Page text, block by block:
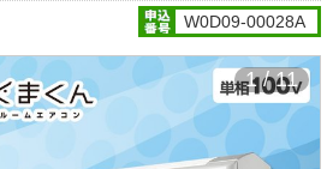
W0D09-00028A
1 / 11